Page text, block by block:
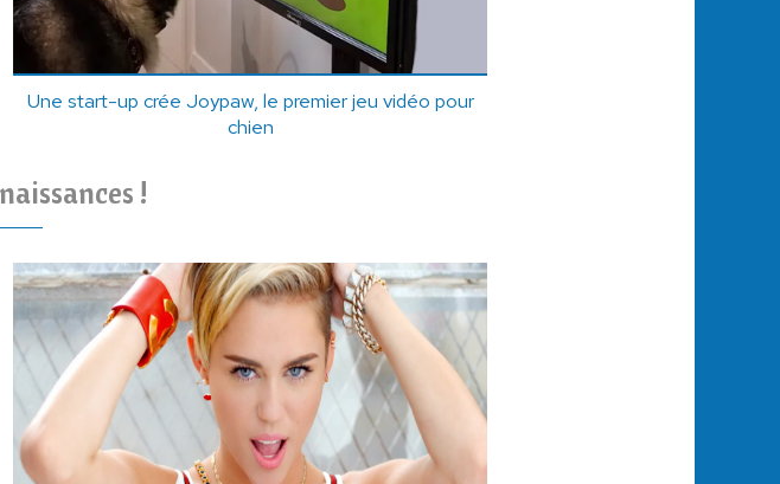
Une start-up crée Joypaw, le premier jeu vidéo pour
chien
!